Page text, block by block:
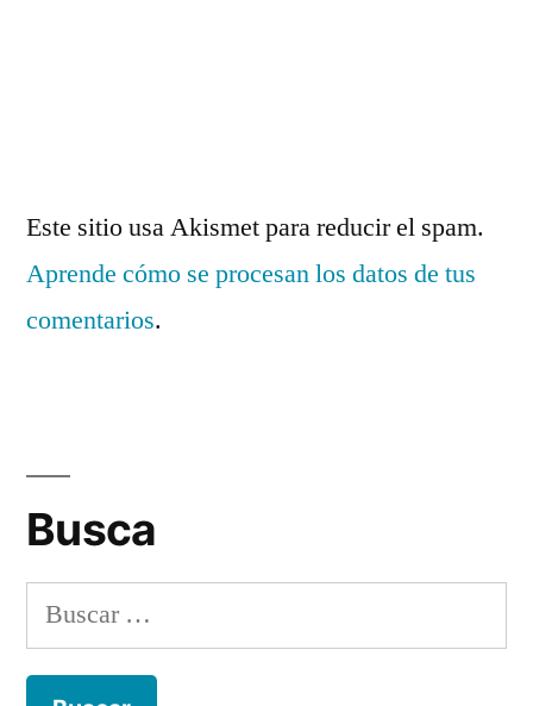
Este sitio usa Akismet para reducir el spam.
Aprende cómo se procesan los datos de tus
comentarios.
Busca
Buscar: